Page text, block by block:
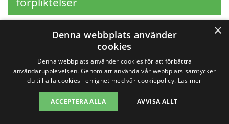
Sök efter en
professionell för
fönsterputsning i andra
×
Denna webbplats använder
cookies
Denna webbplats använder cookies för att förbättra
användarupplevelsen. Genom att använda vår webbplats samtycker
du till alla cookies i enlighet med vår cookiepolicy. Läs mer
ACCEPTERA ALLA AVVISA ALLT